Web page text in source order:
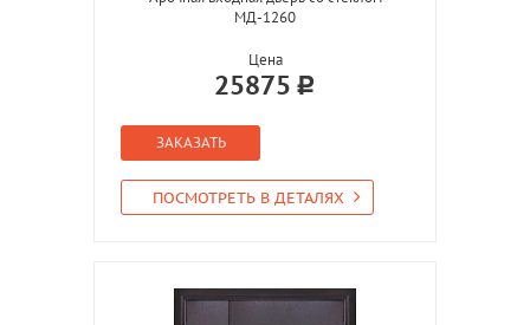
МД-1260
Цена
25875
ЗАКАЗАТЬ
ПОСМОТРЕТЬ В ДЕТАЛЯХ